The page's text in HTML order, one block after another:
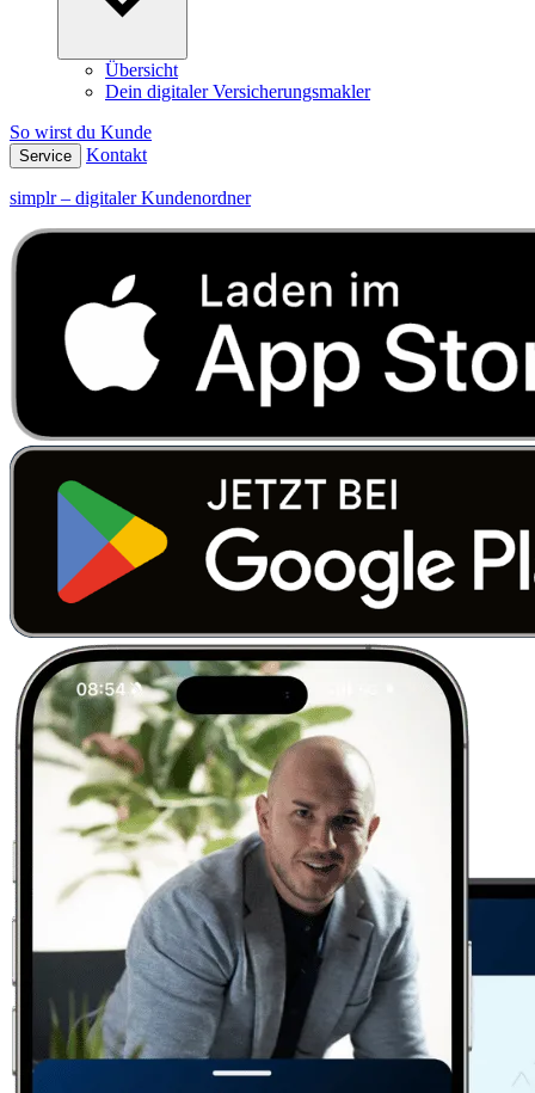
Übersicht
Dein digitaler Versicherungsmakler
So wirst du Kunde
Service Kontakt
simplr – digitaler Kundenordner